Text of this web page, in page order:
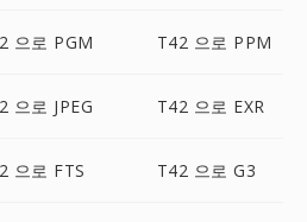
으로 PGM T42 으로 PPM
으로 JPEG T42 으로 EXR
으로 FTS T42 으로 G3